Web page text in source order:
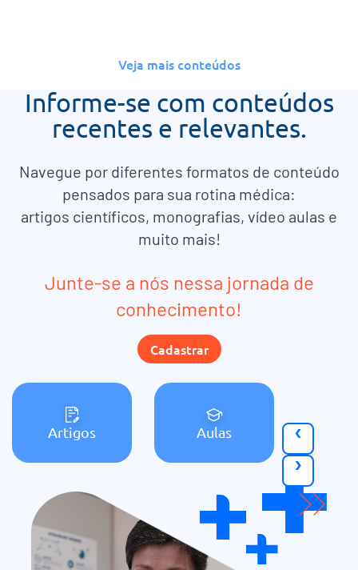
Veja mais conteúdos
Informe-se com conteúdos
recentes e relevantes.
Navegue por diferentes formatos de conteúdo
pensados para sua rotina médica:
artigos científicos, monografias, vídeo aulas e
muito mais!
Junte-se a nós nessa jornada de
conhecimento!
Cadastrar
Artigos Aulas
‹
›